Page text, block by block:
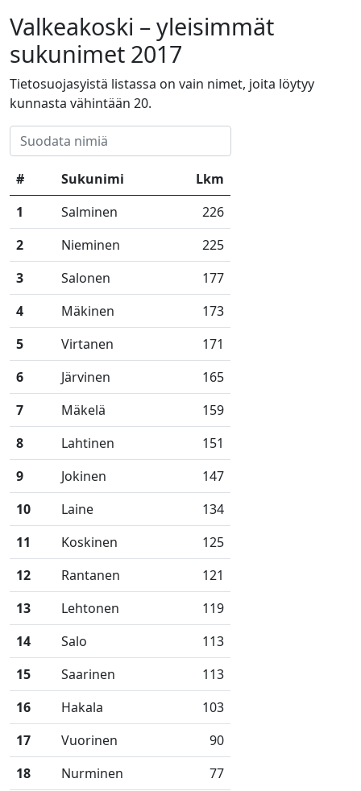
Valkeakoski – yleisimmät
sukunimet 2017
Tietosuojasyistä listassa on vain nimet, joita löytyy
kunnasta vähintään 20.
# Sukunimi
Lkm
1
Salminen
226
2
Nieminen
225
3
Salonen
177
4
Mäkinen
173
5
Virtanen
171
6
Järvinen
165
7
Mäkelä
159
8
Lahtinen
151
9
Jokinen
147
10
Laine
134
11
Koskinen
125
12
Rantanen
121
13
Lehtonen
119
14
Salo
113
15
Saarinen
113
16
Hakala
103
17
Vuorinen
90
18
Nurminen
77